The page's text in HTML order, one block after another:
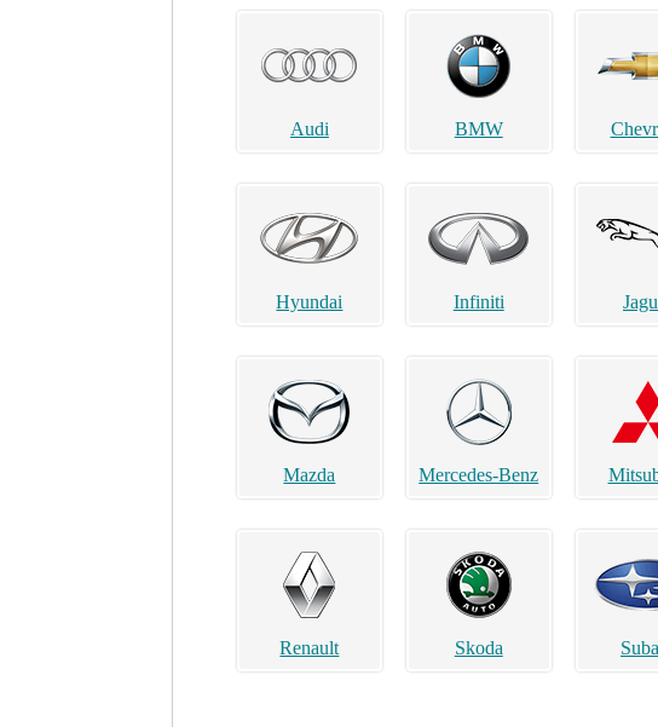
Audi BMW
Hyundai Infiniti
Mazda Mercedes-Benz
Renault Skoda